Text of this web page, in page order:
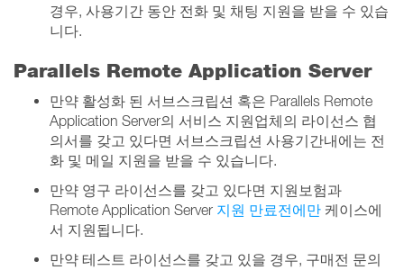
경우, 사용기간 동안 전화 및 채팅 지원을 받을 수 있습
니다.
Parallels Remote Application Server
만약 활성화 된 서브스크립션 혹은 Parallels Remote
Application Server의 서비스 지원업체의 라이선스 협
의서를 갖고 있다면 서브스크립션 사용기간내에는 전
화 및 메일 지원을 받을 수 있습니다.
만약 영구 라이선스를 갖고 있다면 지원보험과
Remote Application Server 지원 만료전에만 케이스에
서 지원됩니다.
만약 테스트 라이선스를 갖고 있을 경우, 구매전 문의